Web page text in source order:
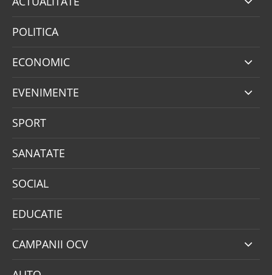
POLITICA
ECONOMIC
EVENIMENTE
SPORT
SANATATE
SOCIAL
EDUCATIE
CAMPANII OCV